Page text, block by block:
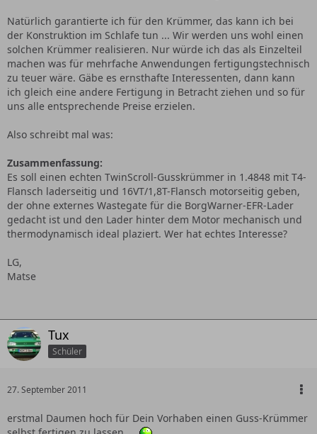
Natürlich garantierte ich für den Krümmer, das kann ich bei
der Konstruktion im Schlafe tun ... Wir werden uns wohl einen
solchen Krümmer realisieren. Nur würde ich das als Einzelteil
machen was für mehrfache Anwendungen fertigungstechnisch
zu teuer wäre. Gäbe es ernsthafte Interessenten, dann kann
ich gleich eine andere Fertigung in Betracht ziehen und so für
uns alle entsprechende Preise erzielen.
Also schreibt mal was:
Zusammenfassung:
Es soll einen echten TwinScroll-Gusskrümmer in 1.4848 mit T4-
Flansch laderseitig und 16VT/1,8T-Flansch motorseitig geben,
der ohne externes Wastegate für die BorgWarner-EFR-Lader
gedacht ist und den Lader hinter dem Motor mechanisch und
thermodynamisch ideal plaziert. Wer hat echtes Interesse?
LG,
Matse
Tux
Schüler
27. September 2011
erstmal Daumen hoch für Dein Vorhaben einen Guss-Krümmer